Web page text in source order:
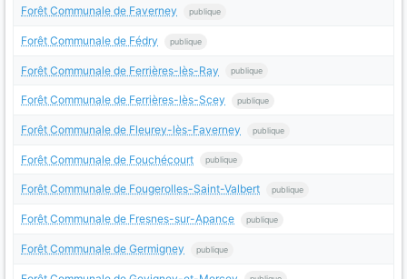
Forêt Communale de Faverney publique
Forêt Communale de Fédry publique
Forêt Communale de Ferrières-lès-Ray publique
Forêt Communale de Ferrières-lès-Scey publique
Forêt Communale de Fleurey-lès-Faverney publique
Forêt Communale de Fouchécourt publique
Forêt Communale de Fougerolles-Saint-Valbert publique
Forêt Communale de Fresnes-sur-Apance publique
Forêt Communale de Germigney publique